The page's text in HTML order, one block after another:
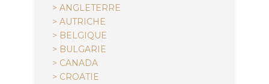
> ANGLETERRE
> AUTRICHE
> BELGIQUE
> BULGARIE
> CANADA
> CROATIE